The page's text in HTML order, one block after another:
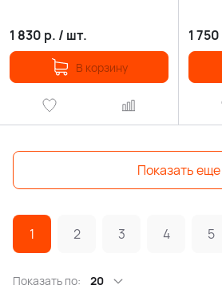
1 830 р. / шт.
В корзину
1 750
Показать еще
1 2 3 4 5
Показать по: 20